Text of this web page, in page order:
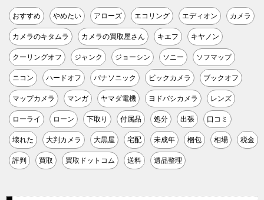
おすすめ やめたい アローズ エコリング エディオン カメラ
カメラのキタムラ カメラの買取屋さん キエフ キヤノン
クーリングオフ ジャンク ジョーシン ソニー ソフマップ
ニコン ハードオフ パナソニック ビックカメラ ブックオフ
マップカメラ マンガ ヤマダ電機 ヨドバシカメラ レンズ
ローライ ローン 下取り 付属品 処分 出張 口コミ
壊れた 大判カメラ 大黒屋 宅配 未成年 梱包 相場 税金
評判 買取 買取ドットコム 送料 遺品整理